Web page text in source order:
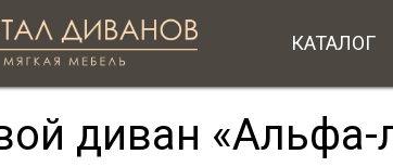
КАТАЛОГ
диван